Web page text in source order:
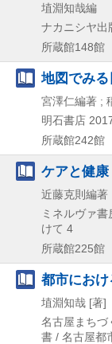
埴淵知哉編
ナカニシヤ出
所蔵館148館
地図でみ
宮澤仁編著 ;
明石書店
所蔵館242館
ケアと健
近藤克則編著
ミネルヴァ書
けて 4
所蔵館225館
都市にお
埴淵知哉 [著]
名古屋まちづ
書 / 名古屋都